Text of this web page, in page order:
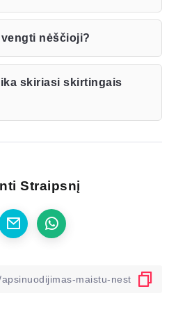
nėščioji?
skiriasi skirtingais
Straipsnį